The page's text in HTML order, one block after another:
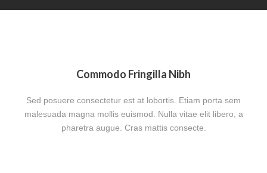
Commodo Fringilla Nibh
Sed posuere consectetur est at lobortis. Etiam porta sem
malesuada magna mollis euismod. Nulla vitae elit libero, a
pharetra augue. Cras mattis consecte.